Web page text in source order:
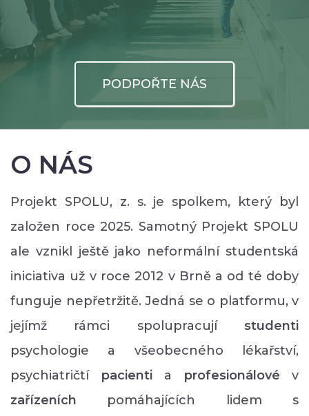
PODPOŘTE NÁS
O NÁS
Projekt SPOLU, z. s. je spolkem, který byl
založen roce 2025. Samotný Projekt SPOLU
ale vznikl ještě jako neformální studentská
iniciativa už v roce 2012 v Brně a od té doby
funguje nepřetržitě. Jedná se o platformu, v
jejímž rámci spolupracují studenti
psychologie a všeobecného lékařství,
psychiatričtí pacientia profesionálové v
zařízeních pomáhajících lidem s